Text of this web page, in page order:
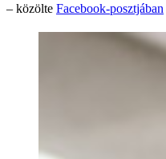
– közölte Facebook-posztjában